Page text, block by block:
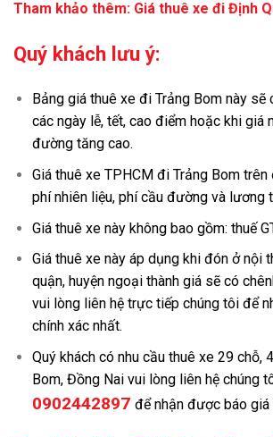
Tham khảo thêm: Giá thuê xe đi Định
Quý khách lưu ý:
Bảng giá thuê xe đi Trảng Bom này sẽ
các ngày lễ, tết, cao điểm hoặc khi giá
đường tăng cao.
Giá thuê xe TPHCM đi Trảng Bom trên
phí nhiên liệu, phí cầu đường và lương
Giá thuê xe này không bao gồm: thuế
Giá thuê xe này áp dụng khi đón ở nội
quận, huyện ngoại thành giá sẽ có
vui lòng liên hệ trực tiếp chúng tôi để
chính xác nhất.
Quý khách có nhu cầu thuê xe 29 chỗ,
Bom, Đồng Nai vui lòng liên hệ chúng
0902442897 để nhận được báo giá